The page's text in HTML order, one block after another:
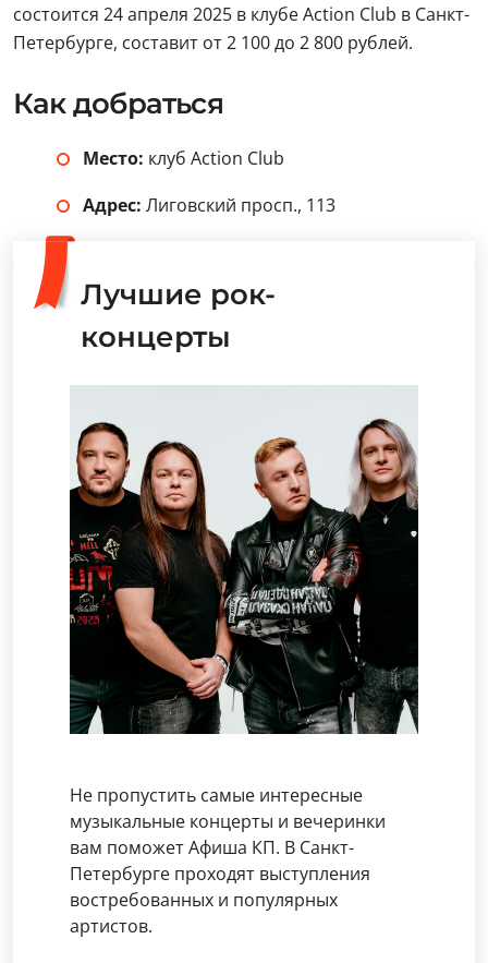
состоится 24 апреля 2025 в клубе Action Club в Санкт-
Петербурге, составит от 2 100 до 2 800 рублей.
Как добраться
Место: клуб Action Club
Адрес: Лиговский просп., 113
Лучшие рок-
концерты
Не пропустить самые интересные
музыкальные концерты и вечеринки
вам поможет Афиша КП. В Санкт-
Петербурге проходят выступления
востребованных и популярных
артистов.